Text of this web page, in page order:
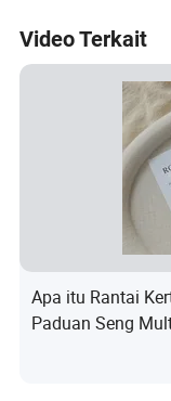
Video Terkait
Apa itu Rantai
Paduan Seng
Enamel